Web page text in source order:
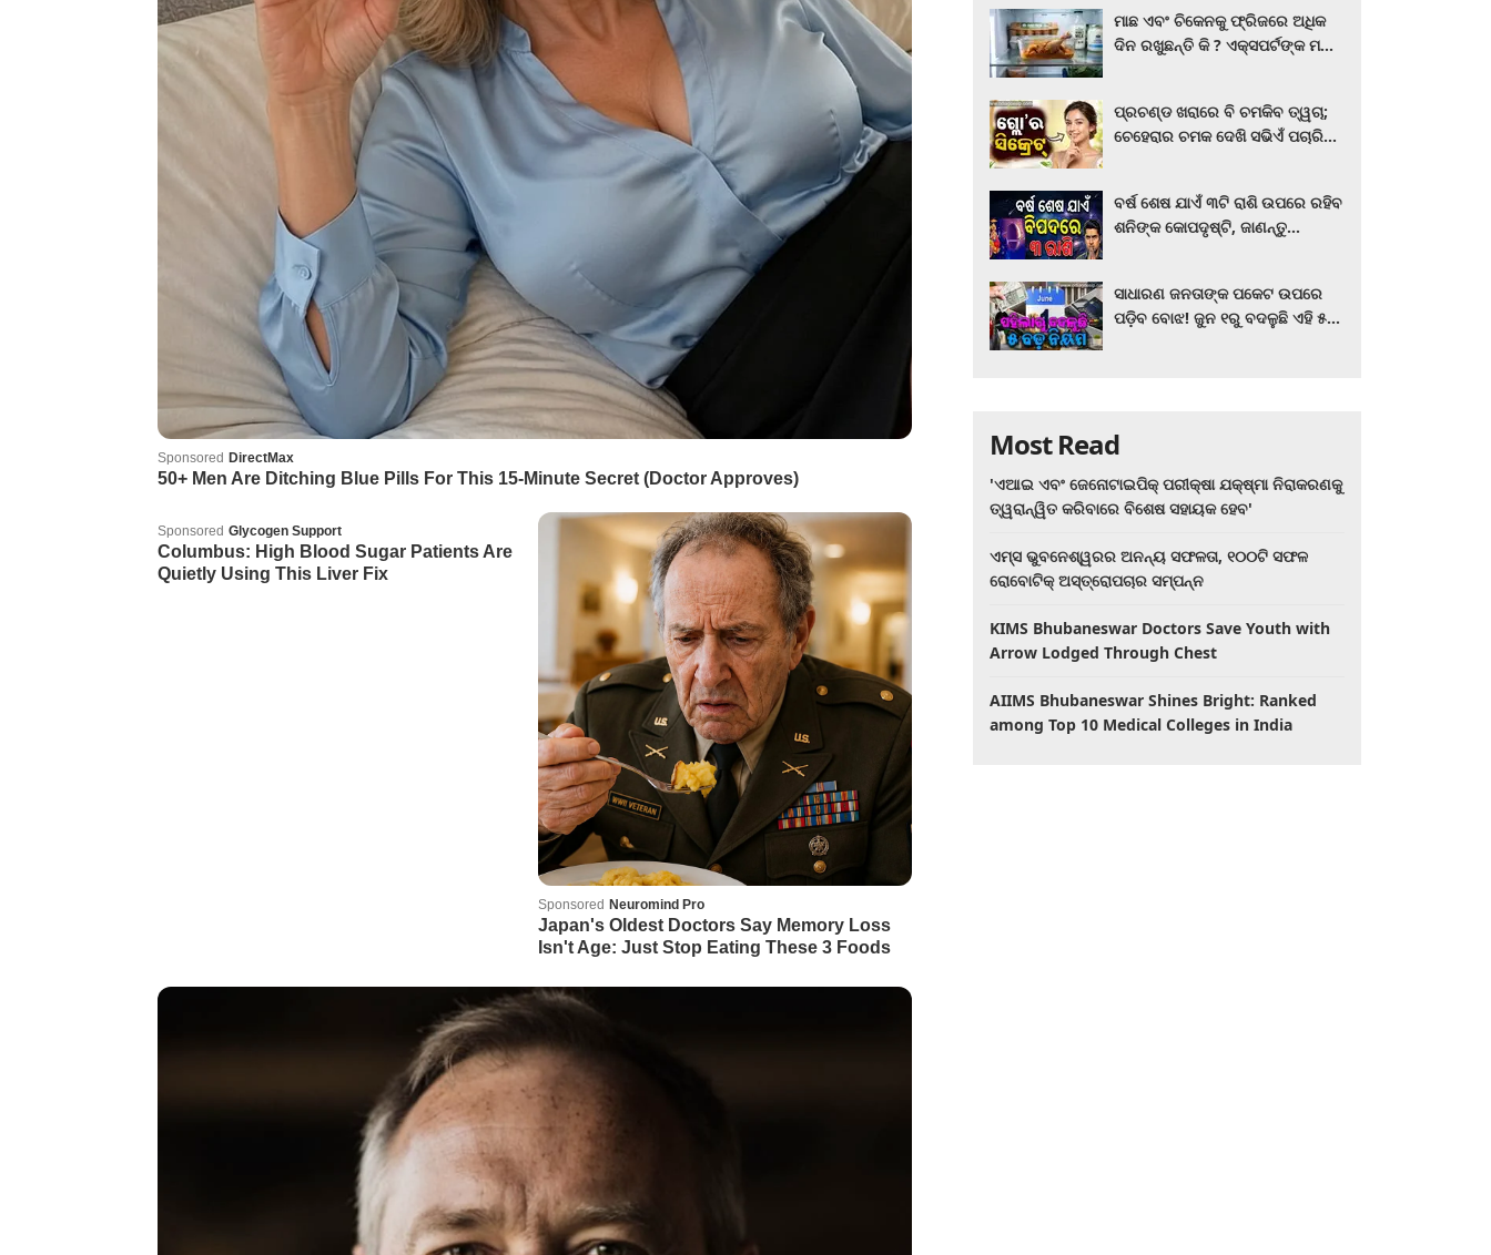
ମାଛ ଏବଂ ଚିକେନକୁ ଫ୍ରିଜରେ ଅଧିକ
ଦିନ ରଖୁଛନ୍ତି କି ? ଏକ୍ସପର୍ଟଙ୍କ ମତ
ପ୍ରଚଣ୍ଡ ଖରାରେ ବି ଚମକିବ ତ୍ୱଚା;
ଚେହେରାର ଚମକ ଦେଖି ସଭିଏଁ ପଚାରିବେ
ବର୍ଷ ଶେଷ ଯାଏଁ ୩ଟି ରାଶି ଉପରେ ରହିବ
ଶନିଙ୍କ କୋପଦୃଷ୍ଟି, ଜାଣନ୍ତୁ
ସାଧାରଣ ଜନତାଙ୍କ ପକେଟ ଉପରେ
ପଡ଼ିବ ବୋଝ! ଜୁନ ୧ରୁ ବଦଳୁଛି ଏହି ୫
Most Read
'ଏଆଇ ଏବଂ ଜେନୋଟାଇପିକ୍ ପରୀକ୍ଷା ଯକ୍ଷ୍ମା ନିରାକରଣକୁ
ତ୍ୱରାନ୍ୱିତ କରିବାରେ ବିଶେଷ ସହାୟକ ହେବ'
ଏମ୍ସ ଭୁବନେଶ୍ୱରର ଅନନ୍ୟ ସଫଳତା, ୧୦୦ଟି ସଫଳ
ରୋବୋଟିକ୍ ଅସ୍ତ୍ରୋପଚାର ସମ୍ପନ୍ନ
KIMS Bhubaneswar Doctors Save Youth with
Arrow Lodged Through Chest
AIIMS Bhubaneswar Shines Bright: Ranked
among Top 10 Medical Colleges in India